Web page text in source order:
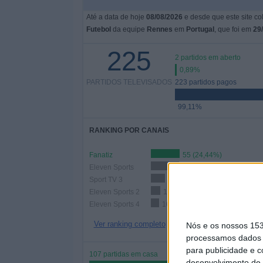
Nós e os nossos
processamos
para publicidade e
Até a data de hoje 08/08/2026 e desde que este site
Futebol da equipe Rennes em Portugal , que foi em
225
PARTIDOS TELEVISADOS
2 partidos em aberto
0,89%
223 partidos pagos
99,11%
RANKING POR CANAIS
Fanatiz
55 (24,44%)
Eleven Sports
Sport TV 3
Eleven Sports 2
Eleven Sports 4
Ver ranking completo
107 partidas em casa